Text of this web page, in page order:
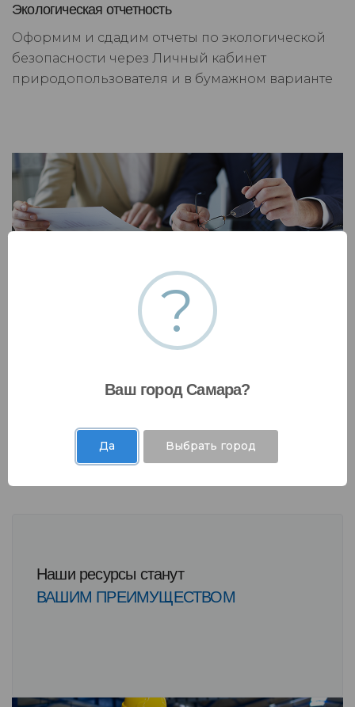
Экологическая отчетность
Оформим и сдадим отчеты по экологической
безопасности через Личный кабинет
природопользователя и в бумажном варианте
Постановка на учет объектов НВОС
Поставим на учет новый объект негативного
воздействия на окружающую среду, поможем
Наши ресурсы станут
ВАШИМ ПРЕИМУЩЕСТВОМ
?
Ваш город Самара?
Да Выбрать город